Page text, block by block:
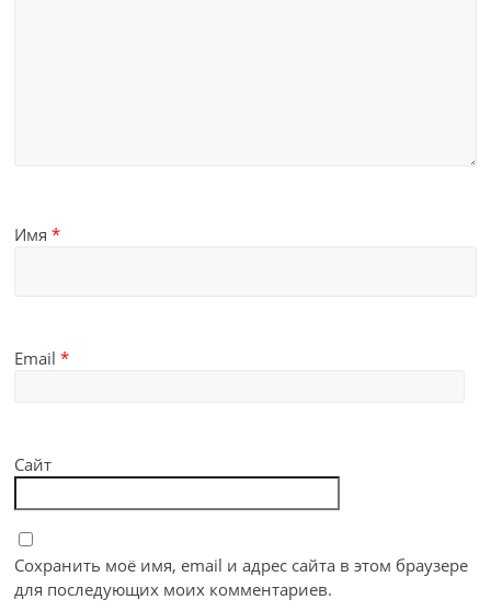
Имя*
Email*
Сайт
Сохранить моё имя, email и адрес сайта в этом браузере
для последующих моих комментариев.